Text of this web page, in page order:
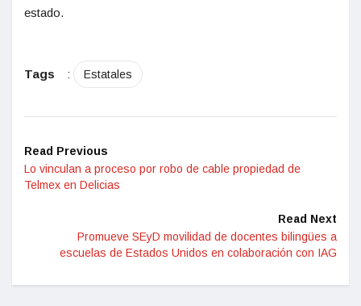
estado.
Tags : Estatales
Read Previous
Lo vinculan a proceso por robo de cable propiedad de
Telmex en Delicias
Read Next
Promueve SEyD movilidad de docentes bilingües a
escuelas de Estados Unidos en colaboración con IAG